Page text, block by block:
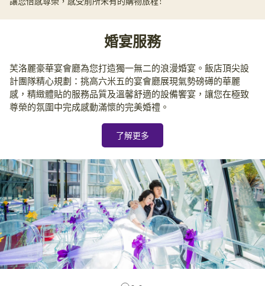
婚宴服務
芙洛麗豪華宴會廳為您打造獨一無二的浪漫婚宴。飯店頂尖設
計團隊精心規劃：挑高六米五的宴會廳展現氣勢磅礡的華麗
感，精緻體貼的服務品質及溫馨舒適的設備饗宴，讓您在極致
尊榮的氛圍中完成感動滿懷的完美婚禮。
了解更多